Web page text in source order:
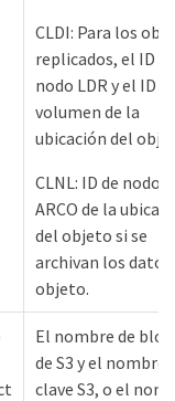
CLDI: Para los
replicados, el ID de
nodo LDR y el ID
volumen de la
ubicación del
CLNL: ID de nodo
ARCO de la
del objeto si se
archivan los datos
objeto.
El nombre de
de S3 y el nombre
clave S3, o el